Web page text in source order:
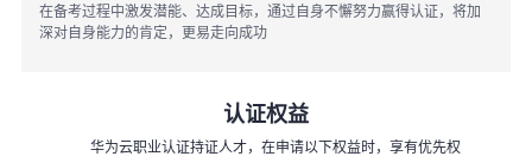
在备考过程中激发潜能、达成目标，通过自身不懈努力赢得认证，将加
深对自身能力的肯定，更易走向成功
认证权益
华为云职业认证持证人才，在申请以下权益时，享有优先权